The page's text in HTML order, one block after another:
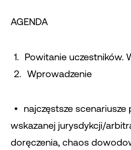
AGENDA
Powitanie uczestników.
Wprowadzenie
najczęstsze
wskazanej jurysdykcji/
doręczenia, chaos